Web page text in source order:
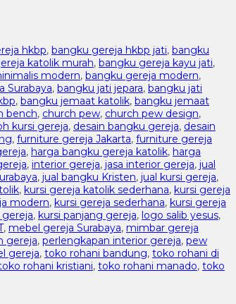
hkbp, bangku gereja hkbp jati, bangku
katolik murah, bangku gereja kayu jati,
modern, bangku gereja modern,
Surabaya, bangku jati jepara, bangku jati
, bangku jemaat katolik, bangku jemaat
bench, church pew, church pew design,
kursi gereja, desain bangku gereja, desain
, furniture gereja Jakarta, furniture gereja
, harga bangku gereja katolik, harga
, interior gereja, jasa interior gereja, jual
, jual bangku Kristen, jual kursi gereja,
, kursi gereja katolik sederhana, kursi gereja
modern, kursi gereja sederhana, kursi gereja
gereja, kursi panjang gereja, logo salib yesus,
, mebel gereja Surabaya, mimbar gereja
gereja, perlengkapan interior gereja, pew
gereja, toko rohani bandung, toko rohani di
rohani kristiani, toko rohani manado, toko